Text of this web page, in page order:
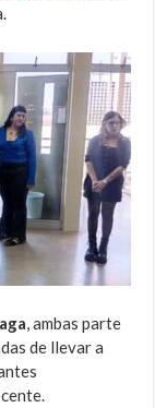
, ambas parte
de llevar a